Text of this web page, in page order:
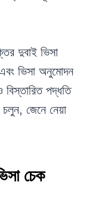
দুবাই ভিসা
ভিসা অনুমোদন
পদ্ধতি
জেনে নেয়া
চেক